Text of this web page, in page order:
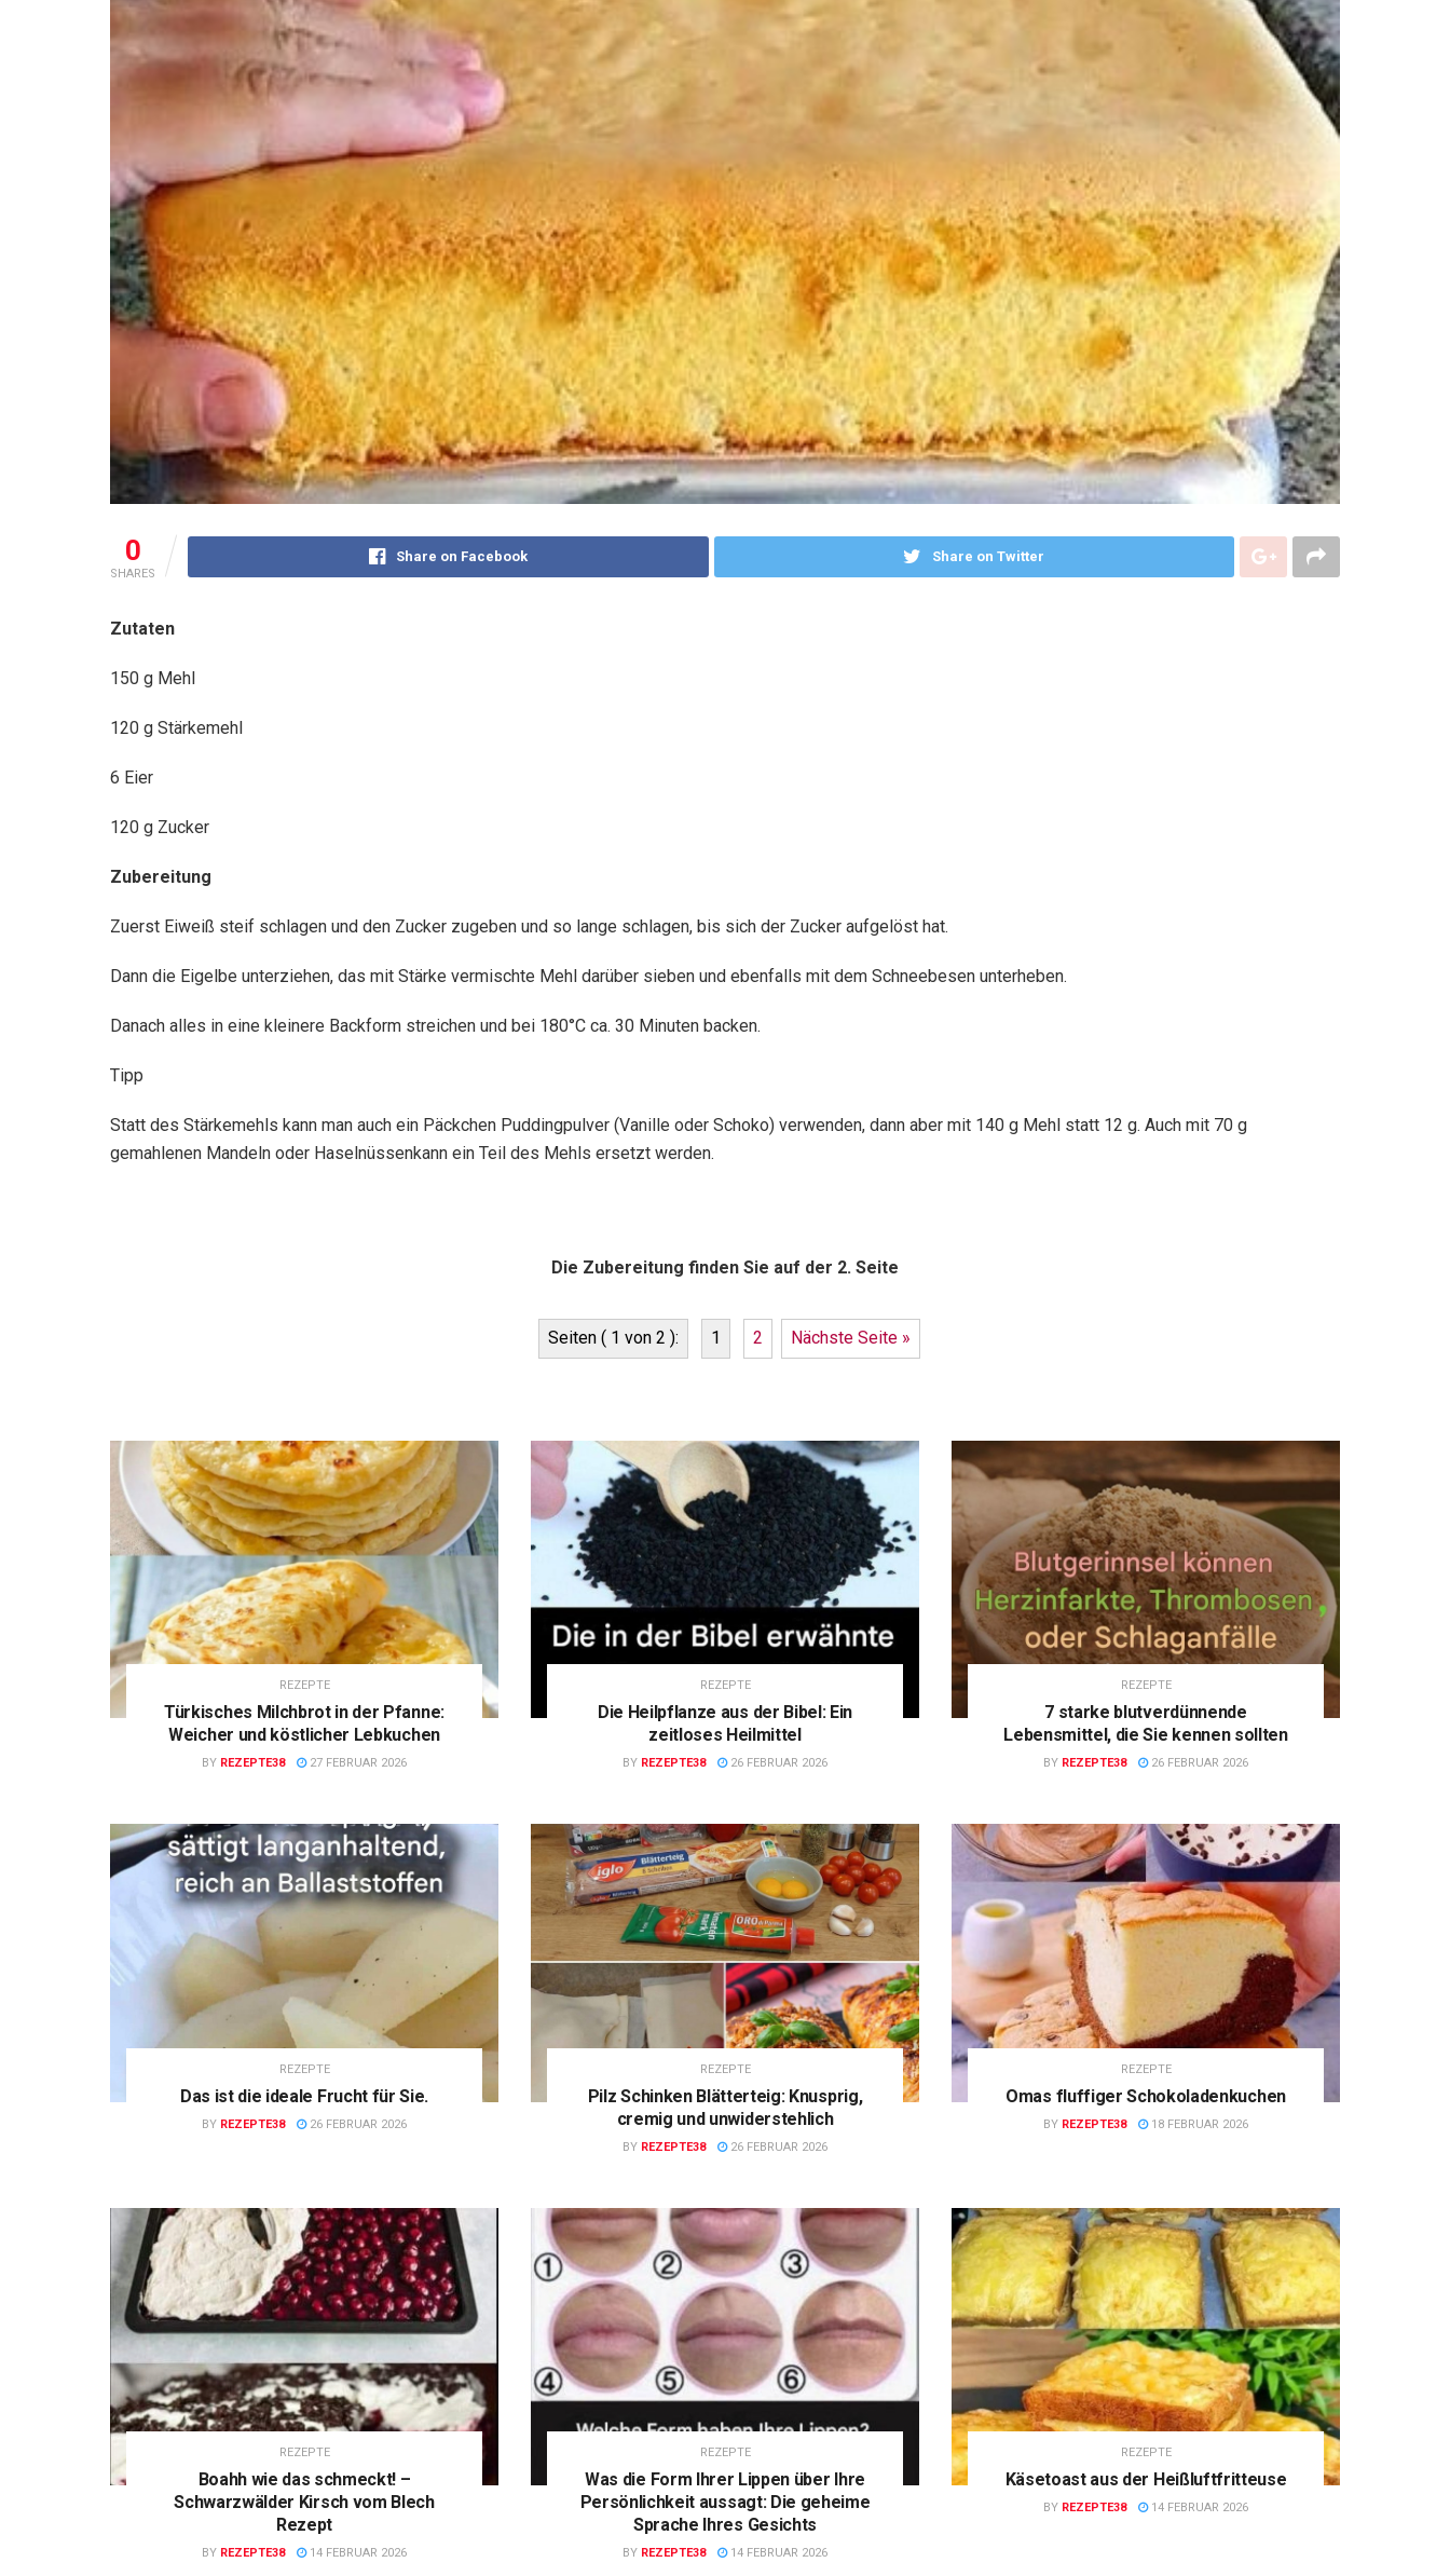
0
SHARES
Share on Facebook Share on Twitter
Zutaten
150 g Mehl
120 g Stärkemehl
6 Eier
120 g Zucker
Zubereitung
Zuerst Eiweiß steif schlagen und den Zucker zugeben und so lange schlagen, bis sich der Zucker aufgelöst hat.
Dann die Eigelbe unterziehen, das mit Stärke vermischte Mehl darüber sieben und ebenfalls mit dem Schneebesen unterheben.
Danach alles in eine kleinere Backform streichen und bei 180°C ca. 30 Minuten backen.
Tipp
Statt des Stärkemehls kann man auch ein Päckchen Puddingpulver (Vanille oder Schoko) verwenden, dann aber mit 140 g Mehl statt 12 g. Auch mit 70 g
gemahlenen Mandeln oder Haselnüssenkann ein Teil des Mehls ersetzt werden.
Die Zubereitung finden Sie auf der 2. Seite
Seiten ( 1 von 2 ): 1 2 Nächste Seite »
REZEPTE
Türkisches Milchbrot in der Pfanne:
Weicher und köstlicher Lebkuchen
BY REZEPTE38 27 FEBRUAR 2026
REZEPTE
Die Heilpflanze aus der Bibel: Ein
zeitloses Heilmittel
BY REZEPTE38 26 FEBRUAR 2026
REZEPTE
7 starke blutverdünnende
Lebensmittel, die Sie kennen sollten
BY REZEPTE38 26 FEBRUAR 2026
REZEPTE
Das ist die ideale Frucht für Sie.
BY REZEPTE38 26 FEBRUAR 2026
REZEPTE
Pilz Schinken Blätterteig: Knusprig,
cremig und unwiderstehlich
BY REZEPTE38 26 FEBRUAR 2026
REZEPTE
Omas fluffiger Schokoladenkuchen
BY REZEPTE38 18 FEBRUAR 2026
REZEPTE
Boahh wie das schmeckt! –
Schwarzwälder Kirsch vom Blech
Rezept
BY REZEPTE38 14 FEBRUAR 2026
REZEPTE
Was die Form Ihrer Lippen über Ihre
Persönlichkeit aussagt: Die geheime
Sprache Ihres Gesichts
BY REZEPTE38 14 FEBRUAR 2026
REZEPTE
Käsetoast aus der Heißluftfritteuse
BY REZEPTE38 14 FEBRUAR 2026